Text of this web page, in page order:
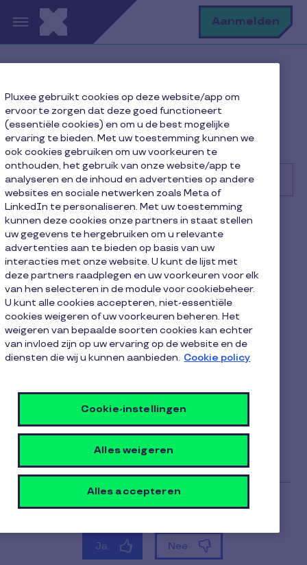
Overslaan en naar de inhoud gaan Aanmelden
Mijn account beheren
Ik ben mijn wachtwoord voor mijn Pluxee-
gebruikersaccount vergeten. Waar kan ik dat
terugvinden?
Zoek
Gebruiker
Ik ben mijn wachtwoord
voor mijn Pluxee-
gebruikersaccount
vergeten. Waar kan ik dat
terugvinden?
minuut
leestijd
Je kunt je wachtwoord op elk moment opnieuw
instellen op de inlogpagina van je account.
Pluxee gebruikt cookies op deze website/app om
ervoor te zorgen dat deze goed functioneert
(essentiële cookies) en om u de best mogelijke
ervaring te bieden. Met uw toestemming kunnen we
ook cookies gebruiken om uw voorkeuren te
onthouden, het gebruik van onze website/app te
analyseren en de inhoud en advertenties op andere
websites en sociale netwerken zoals Meta of
LinkedIn te personaliseren. Met uw toestemming
kunnen deze cookies onze partners in staat stellen
uw gegevens te hergebruiken om u relevante
advertenties aan te bieden op basis van uw
interacties met onze website. U kunt de lijst met
deze partners raadplegen en uw voorkeuren voor elk
van hen selecteren in de module voor cookiebeheer.
U kunt alle cookies accepteren, niet-essentiële
cookies weigeren of uw voorkeuren beheren. Het
weigeren van bepaalde soorten cookies kan echter
van invloed zijn op uw ervaring op de website en de
diensten die wij u kunnen aanbieden. Cookie policy
Cookie-instellingen
Alles weigeren
Alles accepteren